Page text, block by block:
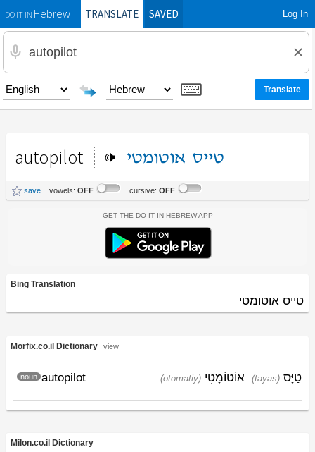
DO IT INHebrewTRANSLATE SAVED Log In
autopilot טייס אוטומטי
save vowels: OFF cursive: OFF
Get the Do It In Hebrew App
Bing Translation
טייס אוטומטי
Morfix.co.il Dictionary view
autopilot
noun (tayas) טַיָּס (otomatiy) אוֹטוֹמָטִי
Milon.co.il Dictionary